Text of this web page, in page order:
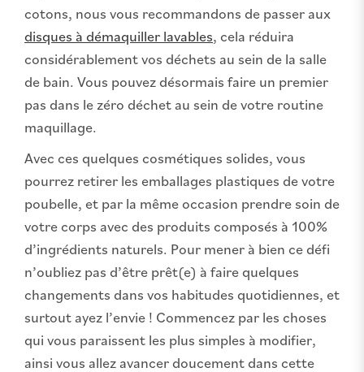
cotons, nous vous recommandons de passer aux
disques à démaquiller lavables, cela réduira
considérablement vos déchets au sein de la salle
de bain. Vous pouvez désormais faire un premier
pas dans le zéro déchet au sein de votre routine
maquillage.
Avec ces quelques cosmétiques solides, vous
pourrez retirer les emballages plastiques de votre
poubelle, et par la même occasion prendre soin de
votre corps avec des produits composés à 100%
d’ingrédients naturels. Pour mener à bien ce défi
n’oubliez pas d’être prêt(e) à faire quelques
changements dans vos habitudes quotidiennes, et
surtout ayez l’envie ! Commencez par les choses
qui vous paraissent les plus simples à modifier,
ainsi vous allez avancer doucement dans cette